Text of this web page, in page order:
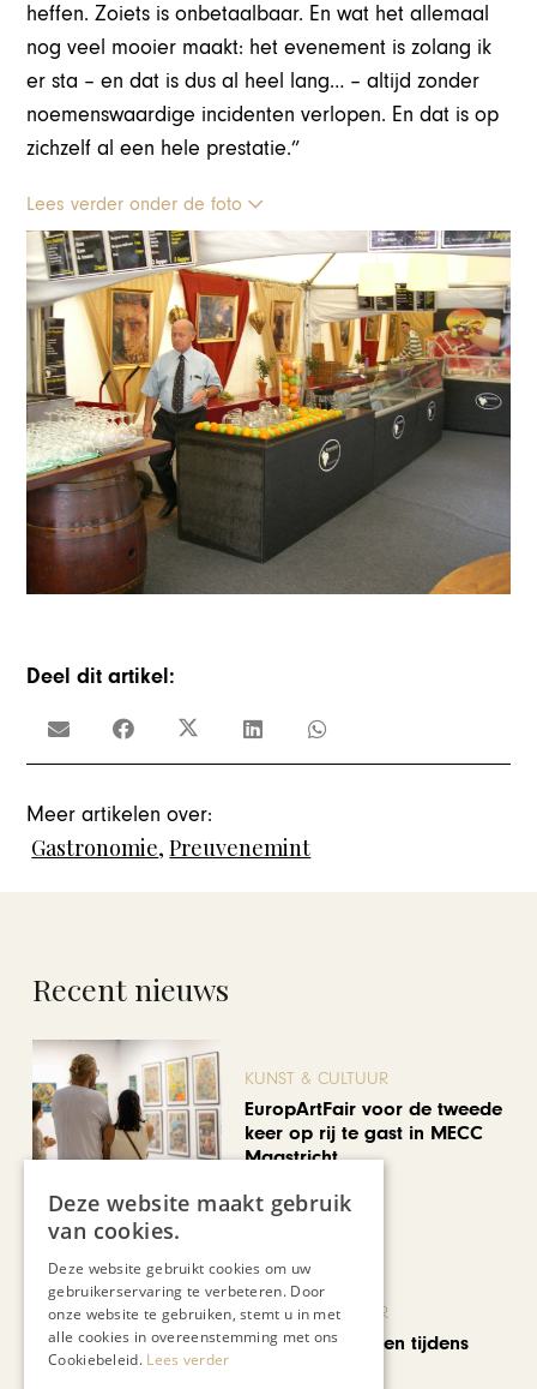
heffen. Zoiets is onbetaalbaar. En wat het allemaal
nog veel mooier maakt: het evenement is zolang ik
er sta – en dat is dus al heel lang… – altijd zonder
noemenswaardige incidenten verlopen. En dat is op
zichzelf al een hele prestatie.”
Lees verder onder de foto
Deel dit artikel:
Meer artikelen over:
Gastronomie,Preuvenemint
Recent nieuws
KUNST & CULTUUR
EuropArtFair voor de tweede
keer op rij te gast in MECC
Maastricht
KUNST & CULTUUR
Wereldse beelden tijdens
Deze website maakt gebruik
van cookies.
Deze website gebruikt cookies om uw
gebruikerservaring te verbeteren. Door
onze website te gebruiken, stemt u in met
alle cookies in overeenstemming met ons
Cookiebeleid. Lees verder